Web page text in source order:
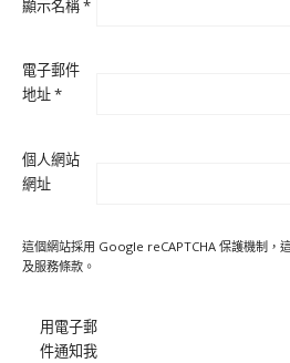
顯示名稱*
電子郵件
地址*
個人網站
網址
這個網站採用 Google reCAPTCHA 保護機制，
及服務條款 。
用電子郵
件通知我